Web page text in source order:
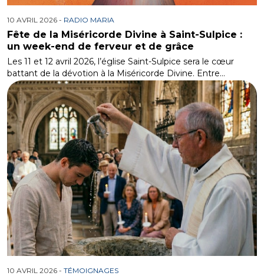
10 AVRIL 2026 - RADIO MARIA
Fête de la Miséricorde Divine à Saint-Sulpice :
un week-end de ferveur et de grâce
Les 11 et 12 avril 2026, l’église Saint-Sulpice sera le cœur
battant de la dévotion à la Miséricorde Divine. Entre…
10 AVRIL 2026 - TÉMOIGNAGES